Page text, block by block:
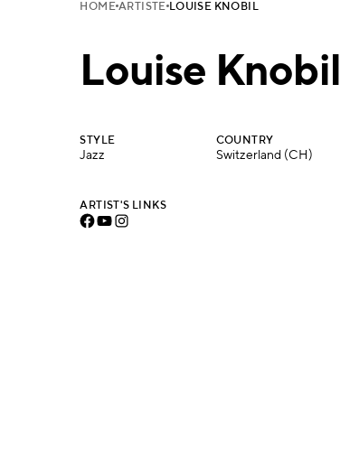
HOME ARTISTE LOUISE KNOBIL
Louise Knobil
STYLE
Jazz
COUNTRY
Switzerland (CH)
ARTIST'S LINKS